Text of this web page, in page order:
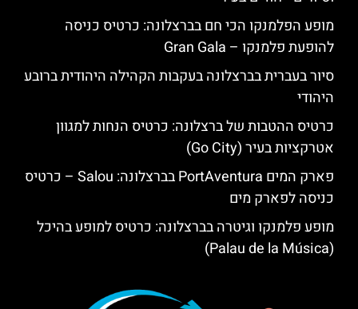
מופע הפלמנקו הכי חם בברצלונה: כרטיס כניסה
להופעת פלמנקו – Gran Gala
סיור בעברית בברצלונה בעקבות הקהילה היהודית ברובע
היהודי
כרטיס ההטבות של ברצלונה: כרטיס הנחות למגוון
אטרקציות בעיר (Go City)
פארק המים PortAventura בברצלונה: Salou – כרטיס
כניסה לפארק מים
מופע פלמנקו וגיטרה בברצלונה: כרטיס למופע בהיכל
(Palau de la Música)